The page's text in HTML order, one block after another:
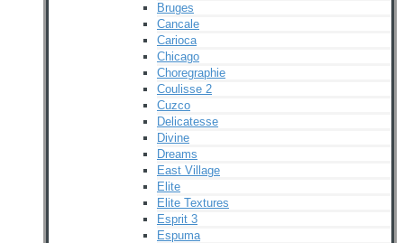
Bruges
Cancale
Carioca
Chicago
Choregraphie
Coulisse 2
Cuzco
Delicatesse
Divine
Dreams
East Village
Elite
Elite Textures
Esprit 3
Espuma